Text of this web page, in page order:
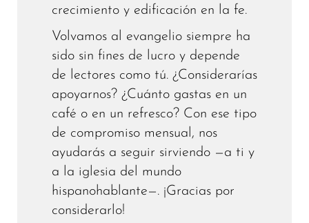
crecimiento y edificación en la fe.
Volvamos al evangelio siempre ha
sido sin fines de lucro y depende
de lectores como tú. ¿Considerarías
apoyarnos? ¿Cuánto gastas en un
café o en un refresco? Con ese tipo
de compromiso mensual, nos
ayudarás a seguir sirviendo —a ti y
a la iglesia del mundo
hispanohablante—. ¡Gracias por
considerarlo!